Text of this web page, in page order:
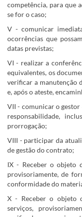
competência, para que
se for o caso;
V - comunicar
ocorrências que
datas previstas;
VI - realizar a
equivalentes, os
verificar a manutenção
e, após o ateste,
VII - comunicar o
responsabilidade,
prorrogação;
VIII - participar da
de gestão do contrato;
IX - Receber o objeto
provisoriamente, de
conformidade do
X - Receber o objeto
serviços,